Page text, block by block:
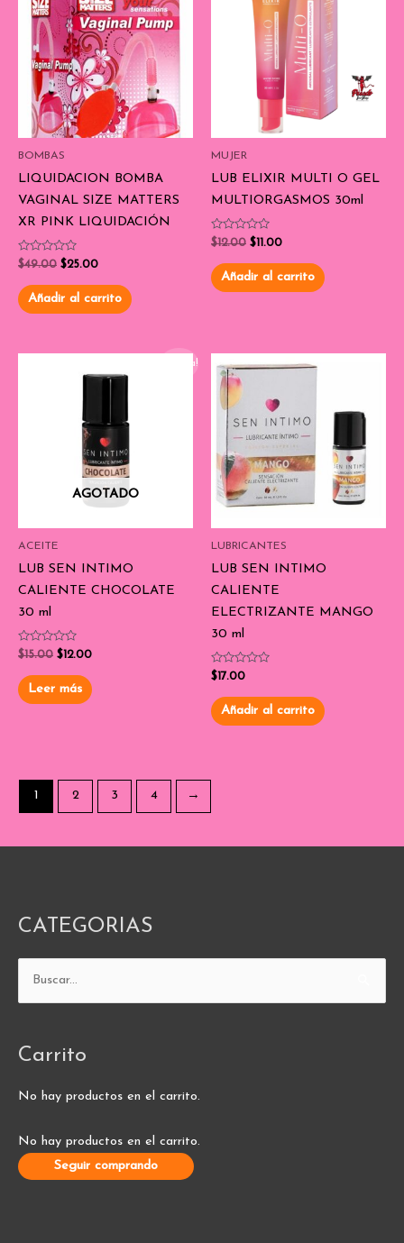
BOMBAS
LIQUIDACION BOMBA
VAGINAL SIZE MATTERS
XR PINK LIQUIDACIÓN
Valorado
con
de
5
$49.00 $25.00
Añadir al carrito
MUJER
LUB ELIXIR MULTI O GEL
MULTIORGASMOS 30ml
Valorado
con
de
5
$12.00 $11.00
Añadir al carrito
¡Oferta!
AGOTADO
ACEITE
LUB SEN INTIMO
CALIENTE CHOCOLATE
30 ml
Valorado
con
de
5
$15.00 $12.00
Leer más
LUBRICANTES
LUB SEN INTIMO
CALIENTE
ELECTRIZANTE MANGO
30 ml
Valorado
con
de
5
$17.00
Añadir al carrito
1 2 3 4 →
CATEGORIAS
Buscar
por:
Carrito
No hay productos en el carrito.
No hay productos en el carrito.
Seguir comprando